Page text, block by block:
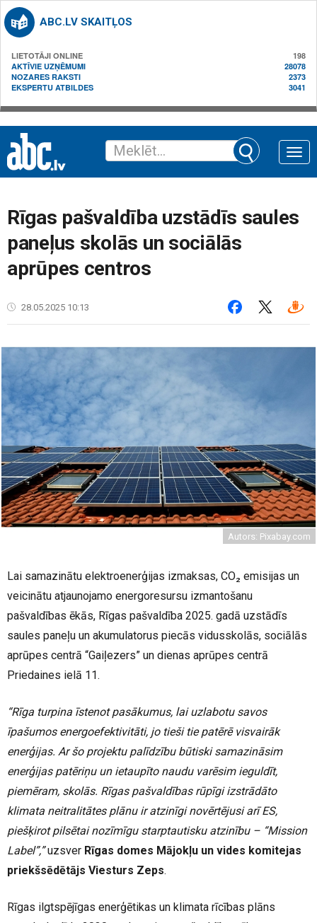
ABC.LV SKAITĻOS
LIETOTĀJI ONLINE
198
AKTĪVIE UZŅĒMUMI
28078
NOZARES RAKSTI
2373
EKSPERTU ATBILDES
3041
Toggle
Rīgas pašvaldība uzstādīs saules
paneļus skolās un sociālās
aprūpes centros
28.05.2025 10:13
Autors: Pixabay.com
Lai samazinātu elektroenerģijas izmaksas, CO₂ emisijas un
veicinātu atjaunojamo energoresursu izmantošanu
pašvaldības ēkās, Rīgas pašvaldība 2025. gadā uzstādīs
saules paneļu un akumulatorus piecās vidusskolās, sociālās
aprūpes centrā “Gaiļezers” un dienas aprūpes centrā
Priedaines ielā 11.
“Rīga turpina īstenot pasākumus, lai uzlabotu savos
īpašumos energoefektivitāti, jo tieši tie patērē visvairāk
enerģijas. Ar šo projektu palīdzību būtiski samazināsim
enerģijas patēriņu un ietaupīto naudu varēsim ieguldīt,
piemēram, skolās. Rīgas pašvaldības rūpīgi izstrādāto
klimata neitralitātes plānu ir atzinīgi novērtējusi arī ES,
piešķirot pilsētai nozīmīgu starptautisku atzinību – “Mission
Label”,”uzsver Rīgas domes Mājokļu un vides komitejas
priekšsēdētājs Viesturs Zeps.
Rīgas ilgtspējīgas enerģētikas un klimata rīcības plāns